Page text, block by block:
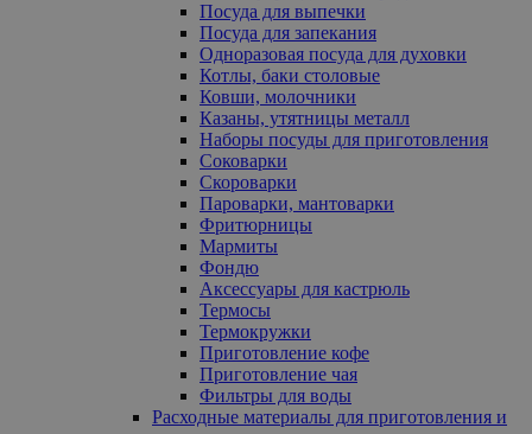
Посуда для выпечки
Посуда для запекания
Одноразовая посуда для духовки
Котлы, баки столовые
Ковши, молочники
Казаны, утятницы металл
Наборы посуды для приготовления
Соковарки
Скороварки
Пароварки, мантоварки
Фритюрницы
Мармиты
Фондю
Аксессуары для кастрюль
Термосы
Термокружки
Приготовление кофе
Приготовление чая
Фильтры для воды
Расходные материалы для приготовления и